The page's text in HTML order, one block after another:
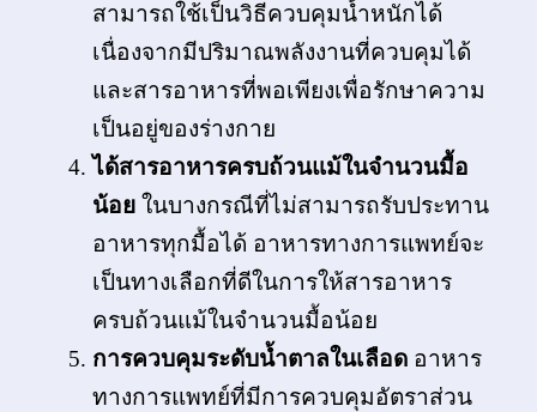
สามารถใช้เป็นวิธีควบคุมน้ำหนักได้
เนื่องจากมีปริมาณพลังงานที่ควบคุมได้
และสารอาหารที่พอเพียงเพื่อรักษาความ
เป็นอยู่ของร่างกาย
ได้สารอาหารครบถ้วนแม้ในจำนวนมื้อ
น้อย ในบางกรณีที่ไม่สามารถรับประทาน
อาหารทุกมื้อได้ อาหารทางการแพทย์จะ
เป็นทางเลือกที่ดีในการให้สารอาหาร
ครบถ้วนแม้ในจำนวนมื้อน้อย
การควบคุมระดับน้ำตาลในเลือด อาหาร
ทางการแพทย์ที่มีการควบคุมอัตราส่วน